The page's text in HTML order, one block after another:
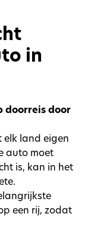
in
doorreis door
elk land eigen
auto moet
is, kan in het
een rij, zodat